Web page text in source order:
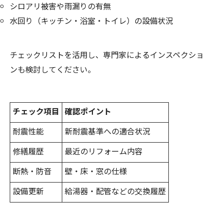
シロアリ被害や雨漏りの有無
水回り（キッチン・浴室・トイレ）の設備状況
チェックリストを活用し、専門家によるインスペクショ
ンも検討してください。
チェック項目 確認ポイント
耐震性能
新耐震基準への適合状況
修繕履歴
最近のリフォーム内容
断熱・防音
壁・床・窓の仕様
設備更新
給湯器・配管などの交換履歴